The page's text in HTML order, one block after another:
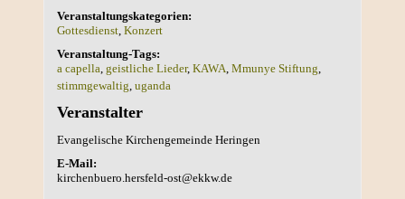
Veranstaltungskategorien:
Gottesdienst, Konzert
Veranstaltung-Tags:
a capella, geistliche Lieder, KAWA, Mmunye Stiftung,
stimmgewaltig, uganda
Veranstalter
Evangelische Kirchengemeinde Heringen
E-Mail:
kirchenbuero.hersfeld-ost@ekkw.de